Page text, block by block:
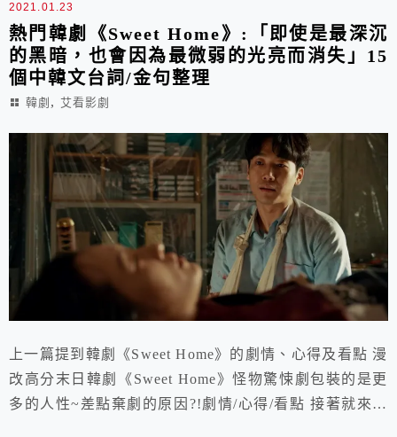
2021.01.23
熱門韓劇《Sweet Home》:「即使是最深沉
的黑暗，也會因為最微弱的光亮而消失」15
個中韓文台詞/金句整理
韓劇 , 艾看影劇
上一篇提到韓劇《Sweet Home》的劇情、心得及看點 漫
改高分末日韓劇《Sweet Home》怪物驚悚劇包裝的是更
多的人性~差點棄劇的原因?!劇情/心得/看點 接著就來分